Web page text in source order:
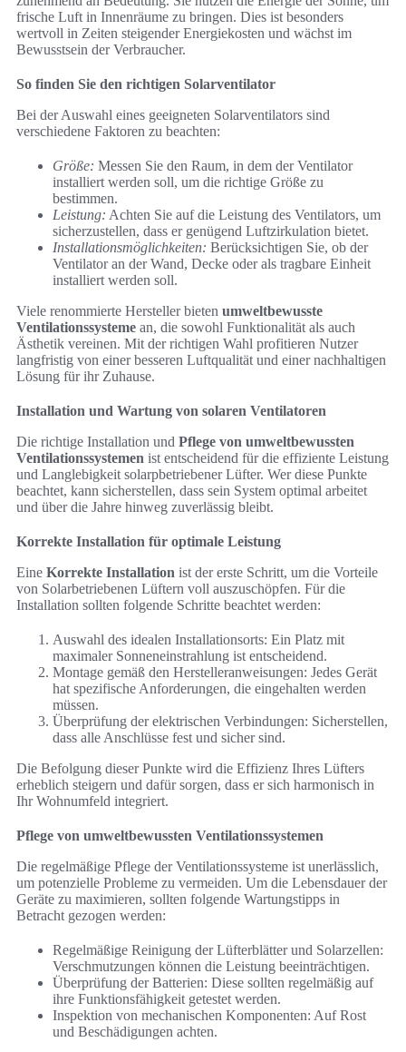
frische Luft in Innenräume zu bringen. Dies ist besonders
wertvoll in Zeiten steigender Energiekosten und wächst im
Bewusstsein der Verbraucher.
So finden Sie den richtigen Solarventilator
Bei der Auswahl eines geeigneten Solarventilators sind
verschiedene Faktoren zu beachten:
Größe: Messen Sie den Raum, in dem der Ventilator
installiert werden soll, um die richtige Größe zu
bestimmen.
Leistung: Achten Sie auf die Leistung des Ventilators, um
sicherzustellen, dass er genügend Luftzirkulation bietet.
Installationsmöglichkeiten: Berücksichtigen Sie, ob der
Ventilator an der Wand, Decke oder als tragbare Einheit
installiert werden soll.
Viele renommierte Hersteller bieten umweltbewusste
Ventilationssysteme an, die sowohl Funktionalität als auch
Ästhetik vereinen. Mit der richtigen Wahl profitieren Nutzer
langfristig von einer besseren Luftqualität und einer nachhaltigen
Lösung für ihr Zuhause.
Installation und Wartung von solaren Ventilatoren
Die richtige Installation und Pflege von umweltbewussten
Ventilationssystemen ist entscheidend für die effiziente Leistung
und Langlebigkeit solarpbetriebener Lüfter. Wer diese Punkte
beachtet, kann sicherstellen, dass sein System optimal arbeitet
und über die Jahre hinweg zuverlässig bleibt.
Korrekte Installation für optimale Leistung
Eine Korrekte Installation ist der erste Schritt, um die Vorteile
von Solarbetriebenen Lüftern voll auszuschöpfen. Für die
Installation sollten folgende Schritte beachtet werden:
Auswahl des idealen Installationsorts: Ein Platz mit
maximaler Sonneneinstrahlung ist entscheidend.
Montage gemäß den Herstelleranweisungen: Jedes Gerät
hat spezifische Anforderungen, die eingehalten werden
müssen.
Überprüfung der elektrischen Verbindungen: Sicherstellen,
dass alle Anschlüsse fest und sicher sind.
Die Befolgung dieser Punkte wird die Effizienz Ihres Lüfters
erheblich steigern und dafür sorgen, dass er sich harmonisch in
Ihr Wohnumfeld integriert.
Pflege von umweltbewussten Ventilationssystemen
Die regelmäßige Pflege der Ventilationssysteme ist unerlässlich,
um potenzielle Probleme zu vermeiden. Um die Lebensdauer der
Geräte zu maximieren, sollten folgende Wartungstipps in
Betracht gezogen werden:
Regelmäßige Reinigung der Lüfterblätter und Solarzellen:
Verschmutzungen können die Leistung beeinträchtigen.
Überprüfung der Batterien: Diese sollten regelmäßig auf
ihre Funktionsfähigkeit getestet werden.
Inspektion von mechanischen Komponenten: Auf Rost
und Beschädigungen achten.